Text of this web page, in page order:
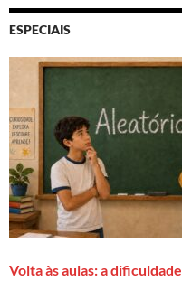
ESPECIAIS
Volta às aulas: a